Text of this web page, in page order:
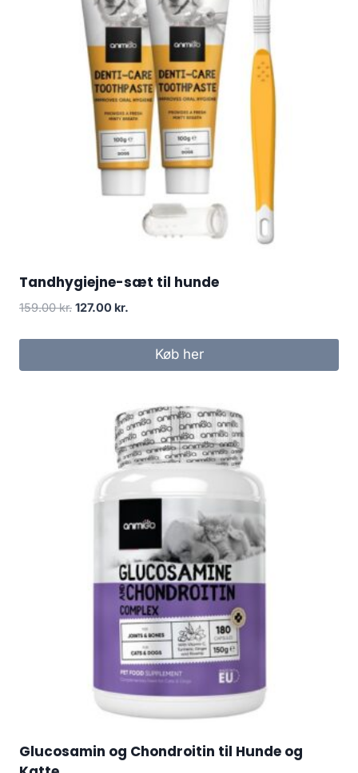
Tandhygiejne-sæt til hunde
159.00kr. Den
pris
127.00 kr.
pris
Køb her
Glucosamin og Chondroitin til Hunde og